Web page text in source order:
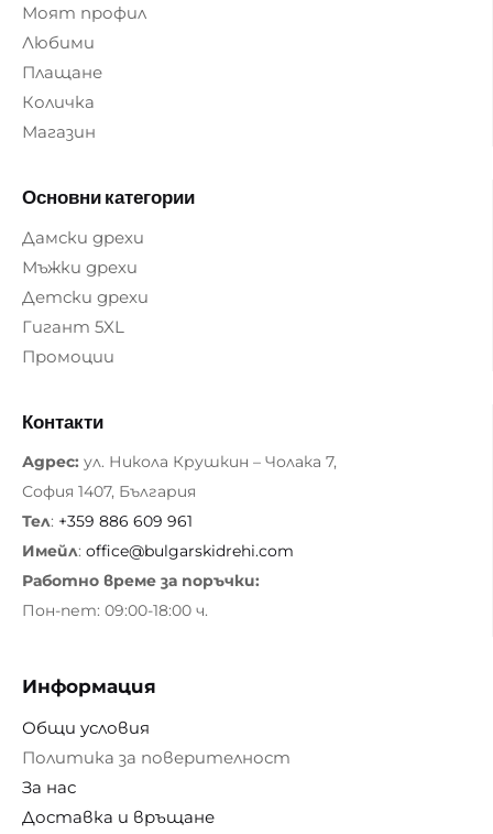
Моят профил
Любими
Плащане
Количка
Магазин
Основни категории
Дамски дрехи
Мъжки дрехи
Детски дрехи
Гигант 5XL
Промоции
Контакти
Адрес: ул. Никола Крушкин – Чолака 7,
София 1407, България
Тел: +359 886 609 961
Имейл: office@bulgarskidrehi.com
Работно време за поръчки:
Пон-пет: 09:00-18:00 ч.
Информация
Общи условия
Политика за поверителност
За нас
Доставка и връщане